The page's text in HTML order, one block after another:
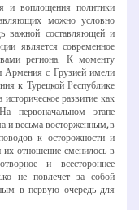
и воплощения политики
можно условно
важной составляющей и
является современное
региона. К моменту
Армения с Грузией имели
к Турецкой Республике
развитие как
первоначальном этапе
и весьма восторженным, в
к осторожности и
их отношение сменилось в
и всестороннее
не повлечет за собой
в первую очередь для